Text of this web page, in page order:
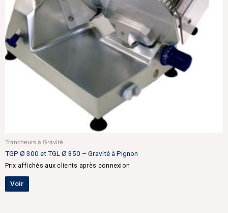
Trancheurs à Gravité
TGP Ø 300 et TGL Ø 350 – Gravité à Pignon
Prix affichés aux clients après connexion
Voir